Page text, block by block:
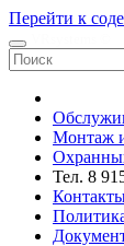
Перейти к
Монтаж
Тел. 8